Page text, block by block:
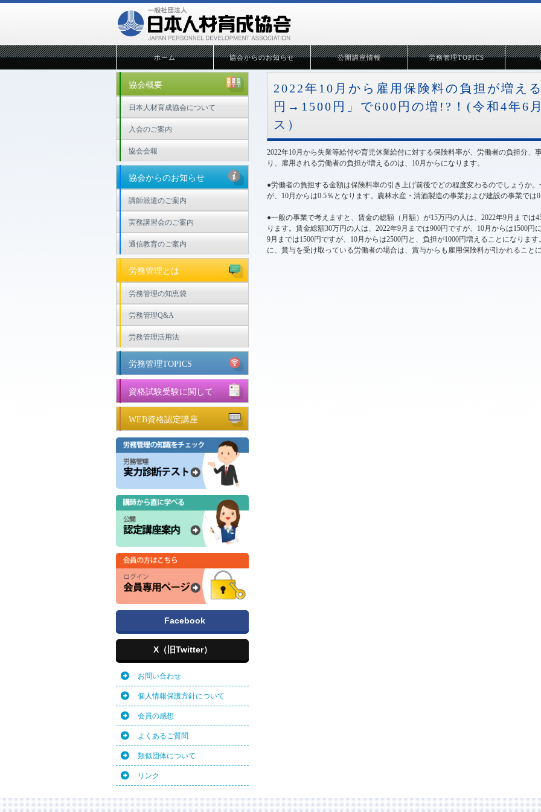
ホーム 協会からのお知らせ 公開講座情報 労務管理TOPICS
2022年10月から雇用保険料の負担が増え
円→1500円」で600円の増!?！(令和4年6
ス）
2022年10月から失業等給付や育児休業給付に対する保険料率が、労働者の負担分、
り、雇用される労働者の負担が増えるのは、10月からになります。
●労働者の負担する金額は保険料率の引き上げ前後でどの程度変わるのでしょうか
が、10月からは0.5％となります。農林水産・清酒製造の事業および建設の事業では
●一般の事業で考えますと、賃金の総額（月額）が15万円の人は、2022年9月までは
ります。賃金総額30万円の人は、2022年9月までは900円ですが、10月からは1500
9月までは1500円ですが、10月からは2500円と、負担が1000円増えることになりま
に、賞与を受け取っている労働者の場合は、賞与からも雇用保険料が引かれること
協会概要
日本人材育成協会について
入会のご案内
協会会報
協会からのお知らせ
講師派遣のご案内
実務講習会のご案内
通信教育のご案内
労務管理とは
労務管理の知恵袋
労務管理Q&A
労務管理活用法
労務管理TOPICS
資格試験受験に関して
WEB資格認定講座
Facebook
X（旧Twitter）
お問い合わせ
個人情報保護方針について
会員の感想
よくあるご質問
類似団体について
リンク